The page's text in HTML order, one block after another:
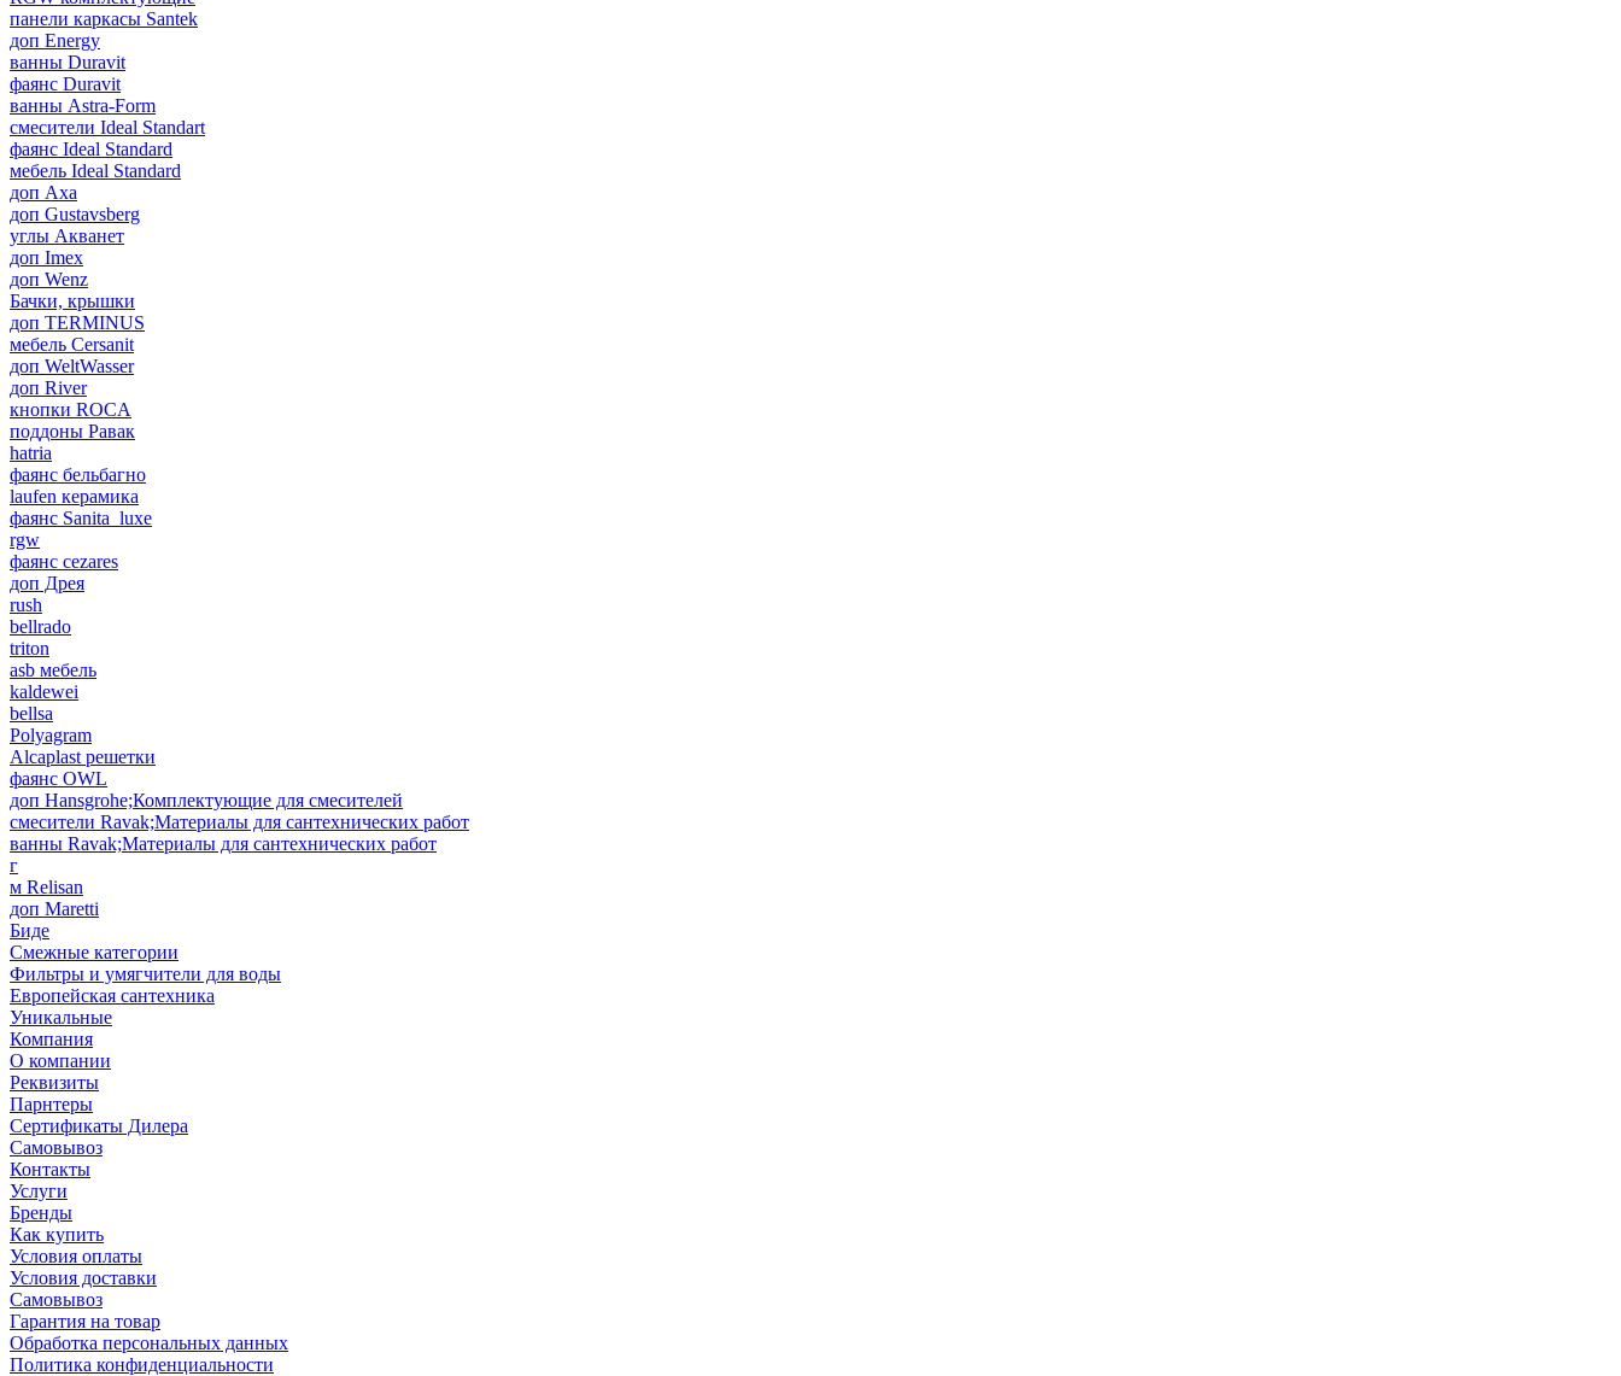
панели каркасы Santek
доп Energy
ванны Duravit
фаянс Duravit
ванны Astra-Form
смесители Ideal Standart
фаянс Ideal Standard
мебель Ideal Standard
доп Axa
доп Gustavsberg
углы Акванет
доп Imex
доп Wenz
Бачки, крышки
доп TERMINUS
мебель Cersanit
доп WeltWasser
доп River
кнопки ROCA
поддоны Равак
hatria
фаянс бельбагно
laufen керамика
фаянс Sanita_luxe
rgw
фаянс cezares
доп Дрея
rush
bellrado
triton
asb мебель
kaldewei
bellsa
Polyagram
Alcaplast решетки
фаянс OWL
доп Hansgrohe;Комплектующие для смесителей
смесители Ravak;Материалы для сантехнических работ
ванны Ravak;Материалы для сантехнических работ
г
м Relisan
доп Maretti
Биде
Смежные категории
Фильтры и умягчители для воды
Европейская сантехника
Уникальные
Компания
О компании
Реквизиты
Парнтеры
Сертификаты Дилера
Самовывоз
Контакты
Услуги
Бренды
Как купить
Условия оплаты
Условия доставки
Самовывоз
Гарантия на товар
Обработка персональных данных
Политика конфиденциальности